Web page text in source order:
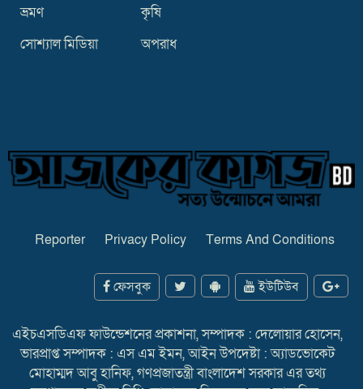
ভ্রমণ
সোশ্যাল মিডিয়া
কৃষি
অপরাধ
Reporter Privacy Policy Terms And Conditions
ফেসবুক ইউটিউব
এইচএসডিএফ ফাউন্ডেশনের প্রকাশনা, সম্পাদক : দেলোয়ার হোসেন,
ভারপ্রাপ্ত সম্পাদক : এস এম ইমন, আইন উপদেষ্টা : অ্যাডভোকেট
মোহাম্মদ আবু হানিফ, গণপ্রজাতন্ত্রী বাংলাদেশ সরকার এর তথ্য